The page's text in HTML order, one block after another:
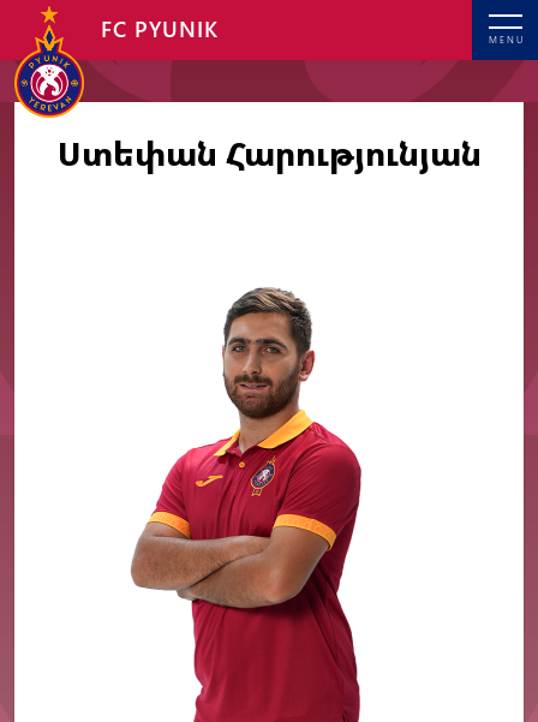
MENU
FC PYUNIK
Ստեփան Հարությունյան